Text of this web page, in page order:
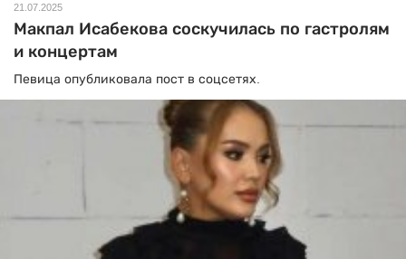
21.07.2025
Макпал Исабекова соскучилась по гастролям
и концертам
Певица опубликовала пост в соцсетях.